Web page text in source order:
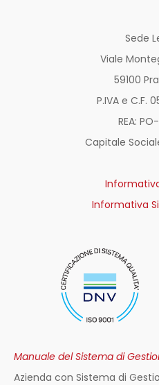
Sede
Viale
59100
P.IVA e C.F.
REA: PO-
Capitale
Informativa
Manuale del Sistema di
Azienda con Sistema di